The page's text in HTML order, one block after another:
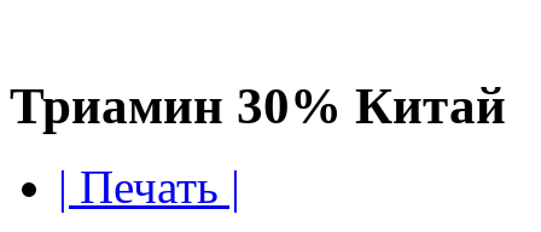
Триамин 30% Китай
| Печать |